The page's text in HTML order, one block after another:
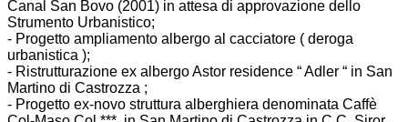
Canal San Bovo (2001) in attesa di approvazione dello
Strumento Urbanistico;
- Progetto ampliamento albergo al cacciatore ( deroga
urbanistica );
- Ristrutturazione ex albergo Astor residence “ Adler “ in San
Martino di Castrozza ;
- Progetto ex-novo struttura alberghiera denominata Caffè